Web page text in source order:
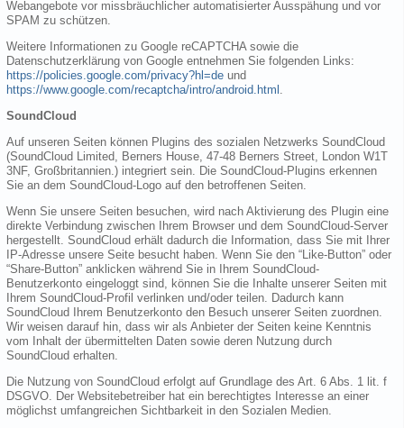
Webangebote vor missbräuchlicher automatisierter Ausspähung und vor
SPAM zu schützen.
Weitere Informationen zu Google reCAPTCHA sowie die
Datenschutzerklärung von Google entnehmen Sie folgenden Links:
https://policies.google.com/privacy?hl=de und
https://www.google.com/recaptcha/intro/android.html
SoundCloud
Auf unseren Seiten können Plugins des sozialen Netzwerks SoundCloud
(SoundCloud Limited, Berners House, 47-48 Berners Street, London W1T
3NF, Großbritannien.) integriert sein. Die SoundCloud-Plugins erkennen
Sie an dem SoundCloud-Logo auf den betroffenen Seiten.
Wenn Sie unsere Seiten besuchen, wird nach Aktivierung des Plugin eine
direkte Verbindung zwischen Ihrem Browser und dem SoundCloud-Server
hergestellt. SoundCloud erhält dadurch die Information, dass Sie mit Ihrer
IP-Adresse unsere Seite besucht haben. Wenn Sie den “Like-Button” oder
“Share-Button” anklicken während Sie in Ihrem SoundCloud-
Benutzerkonto eingeloggt sind, können Sie die Inhalte unserer Seiten mit
Ihrem SoundCloud-Profil verlinken und/oder teilen. Dadurch kann
SoundCloud Ihrem Benutzerkonto den Besuch unserer Seiten zuordnen.
Wir weisen darauf hin, dass wir als Anbieter der Seiten keine Kenntnis
vom Inhalt der übermittelten Daten sowie deren Nutzung durch
SoundCloud erhalten.
Die Nutzung von SoundCloud erfolgt auf Grundlage des Art. 6 Abs. 1 lit. f
DSGVO. Der Websitebetreiber hat ein berechtigtes Interesse an einer
möglichst umfangreichen Sichtbarkeit in den Sozialen Medien.